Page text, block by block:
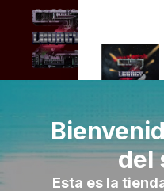
del
Esta es la